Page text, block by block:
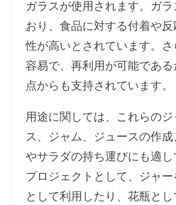
ガラスが使用されます。ガ
おり、食品に対する付着や
性が高いとされています。
容易で、再利用が可能であ
点からも支持されています。
用途に関しては、これらの
ス、ジャム、ジュースの作
やサラダの持ち運びにも適
プロジェクトとして、ジャ
として利用したり、花瓶と